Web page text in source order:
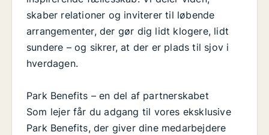
skaber relationer og inviterer til løbende
arrangementer, der gør dig lidt klogere, lidt
sundere – og sikrer, at der er plads til sjov i
hverdagen.
Park Benefits – en del af partnerskabet
Som lejer får du adgang til vores eksklusive
Park Benefits, der giver dine medarbejdere